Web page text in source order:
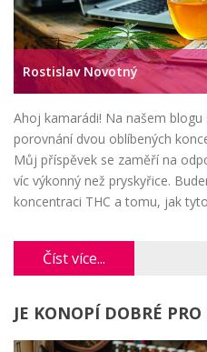
Rostislav Novotný
Ahoj kamarádi! Na našem
porovnání dvou oblíbených
Můj příspěvek se zaměří na
víc výkonný než pryskyřice.
koncentraci THC a tomu, jak
Číst více...
JE KONOPÍ DOBRÉ PRO